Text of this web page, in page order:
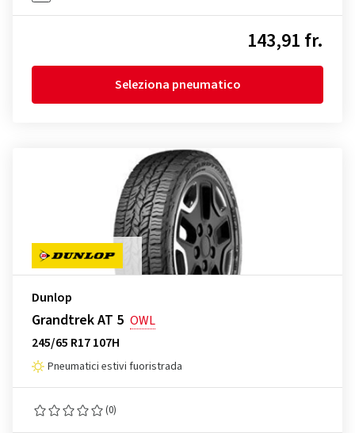
143,91 fr.
Seleziona pneumatico
Dunlop
Grandtrek AT 5 OWL
245/65 R17 107H
Pneumatici estivi fuoristrada
(0)